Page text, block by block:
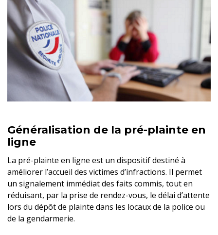
Généralisation de la pré-plainte en
ligne
La pré-plainte en ligne est un dispositif destiné à
améliorer l’accueil des victimes d’infractions. Il permet
un signalement immédiat des faits commis, tout en
réduisant, par la prise de rendez-vous, le délai d’attente
lors du dépôt de plainte dans les locaux de la police ou
de la gendarmerie.